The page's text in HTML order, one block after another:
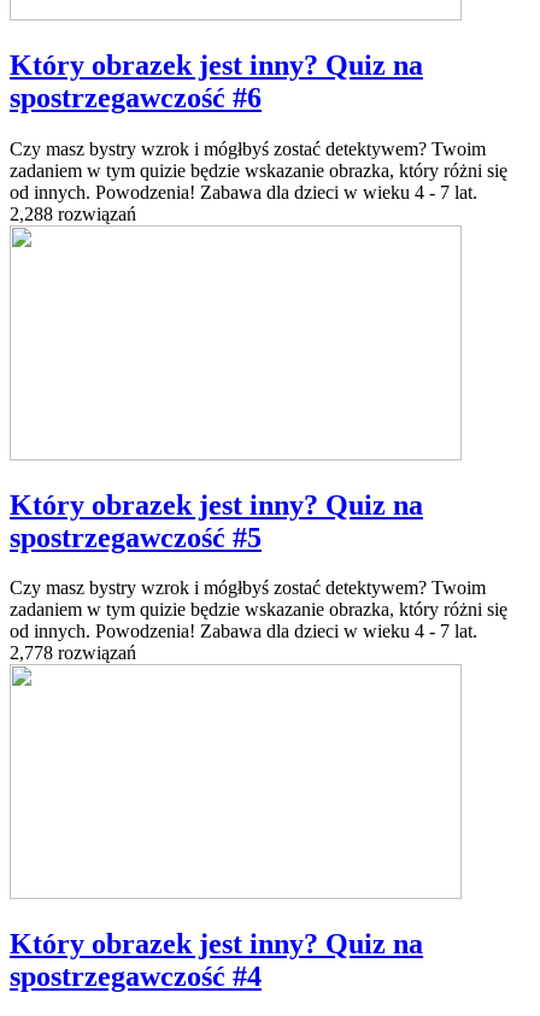
Który obrazek jest inny? Quiz na
spostrzegawczość #6
Czy masz bystry wzrok i mógłbyś zostać detektywem? Twoim
zadaniem w tym quizie będzie wskazanie obrazka, który różni się
od innych. Powodzenia! Zabawa dla dzieci w wieku 4 - 7 lat.
2,288 rozwiązań
Który obrazek jest inny? Quiz na
spostrzegawczość #5
Czy masz bystry wzrok i mógłbyś zostać detektywem? Twoim
zadaniem w tym quizie będzie wskazanie obrazka, który różni się
od innych. Powodzenia! Zabawa dla dzieci w wieku 4 - 7 lat.
2,778 rozwiązań
Który obrazek jest inny? Quiz na
spostrzegawczość #4